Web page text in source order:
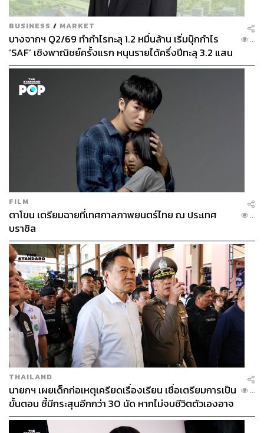
BUSINESS / MARKET
บางจากฯ Q2/69 ทำกำไรทะลุ 1.2 หมื่นล้าน เริ่มบุ๊กกำไร
‘SAF’ เชิงพาณิชย์ครั้งแรก หนุนรายได้ครึ่งปีทะลุ 3.2 แสน
ล้าน
...
FILM
ตาโขน เตรียมฉายที่เทศกาลภาพยนตร์ไทย ณ ประเทศ
บราซิล
...
THAILAND
นายกฯ เผยเด็กก่อเหตุเครียดเรื่องเรียน เชื่อเตรียมการเป็น
ขั้นตอน ชี้มีกระสุนอีกกว่า 30 นัด หากไม่จบชีวิตตัวเองอาจ
สูญเสียเพิ่ม
...